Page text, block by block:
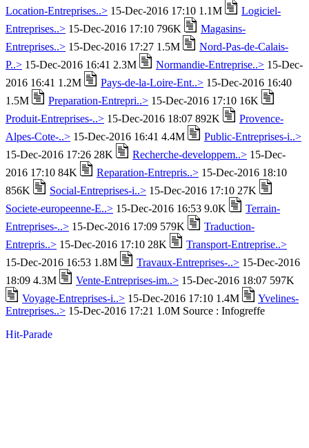
Location-Entreprises..> 15-Dec-2016 17:10 1.1M
Logiciel-
Entreprises..> 15-Dec-2016 17:10 796K
Magasins-
Entreprises..> 15-Dec-2016 17:27 1.5M
Nord-Pas-de-Calais-
P..> 15-Dec-2016 16:41 2.3M Normandie-Entreprise..> 15-Dec-
2016 16:41 1.2M
Pays-de-la-Loire-Ent..> 15-Dec-2016 16:40
1.5M
Preparation-Entrepri..> 15-Dec-2016 17:10 16K
Produit-Entreprises-..> 15-Dec-2016 18:07 892K
Provence-
Alpes-Cote-..> 15-Dec-2016 16:41 4.4M
Public-Entreprises-i..>
15-Dec-2016 17:26 28K
Recherche-developpem..> 15-Dec-
2016 17:10 84K
Reparation-Entrepris..> 15-Dec-2016 18:10
856K
Social-Entreprises-i..> 15-Dec-2016 17:10 27K
Societe-europeenne-E..> 15-Dec-2016 16:53 9.0K
Terrain-
Entreprises-..> 15-Dec-2016 17:09 579K
Traduction-
Entrepris..> 15-Dec-2016 17:10 28K
Transport-Entreprise..>
15-Dec-2016 16:53 1.8M
Travaux-Entreprises-..> 15-Dec-2016
18:09 4.3M
Vente-Entreprises-im..> 15-Dec-2016 18:07 597K
Voyage-Entreprises-i..> 15-Dec-2016 17:10 1.4M
Yvelines-
Entreprises..> 15-Dec-2016 17:21 1.0M Source : Infogreffe